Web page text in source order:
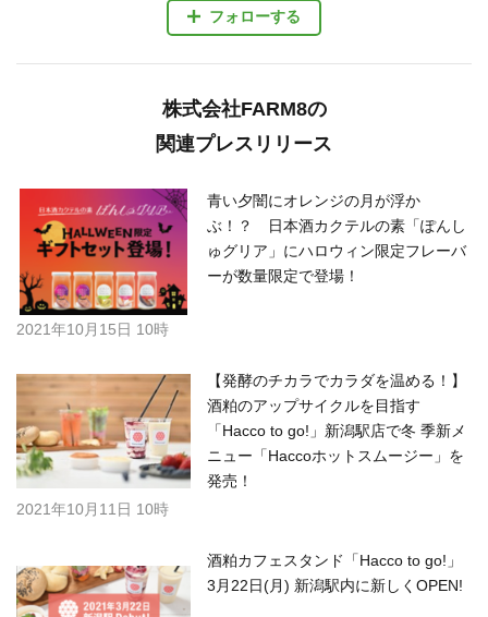
フォローする
株式会社FARM8の
関連プレスリリース
青い夕闇にオレンジの月が浮か
ぶ！？ 日本酒カクテルの素「ぽんし
ゅグリア」にハロウィン限定フレーバ
ーが数量限定で登場！
2021年10月15日 10時
【発酵のチカラでカラダを温める！】
酒粕のアップサイクルを目指す
「Hacco to go!」新潟駅店で冬 季新メ
ニュー「Haccoホットスムージー」を
発売！
2021年10月11日 10時
酒粕カフェスタンド「Hacco to go!」
3月22日(月) 新潟駅内に新しくOPEN!